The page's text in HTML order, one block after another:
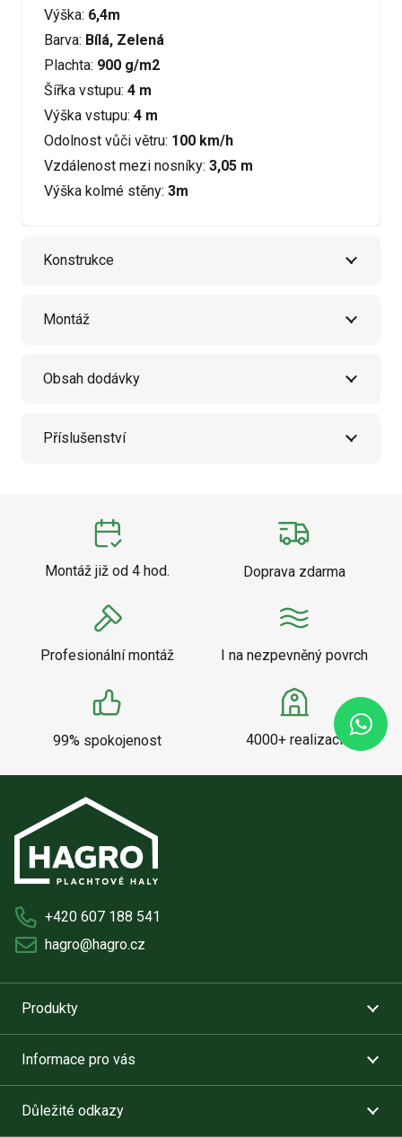
Výška: 6,4m
Barva: Bílá, Zelená
Plachta: 900 g/m2
Šířka vstupu: 4 m
Výška vstupu: 4 m
Odolnost vůči větru: 100 km/h
Vzdálenost mezi nosníky: 3,05 m
Výška kolmé stěny: 3m
Konstrukce
Montáž
Obsah dodávky
Příslušenství
Montáž již od 4 hod. Doprava zdarma
Profesionální montáž I na nezpevněný povrch
99% spokojenost 4000+ realizací
+420 607 188 541
hagro@hagro.cz
Produkty
Informace pro vás
Důležité odkazy